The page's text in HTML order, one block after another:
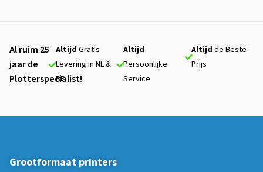
Al ruim 25
jaar de
Plotterspecialist!
Altijd Gratis
Levering in NL &
BE
Altijd
Persoonlijke
Service
Altijdde Beste
Prijs
Grootformaat printers